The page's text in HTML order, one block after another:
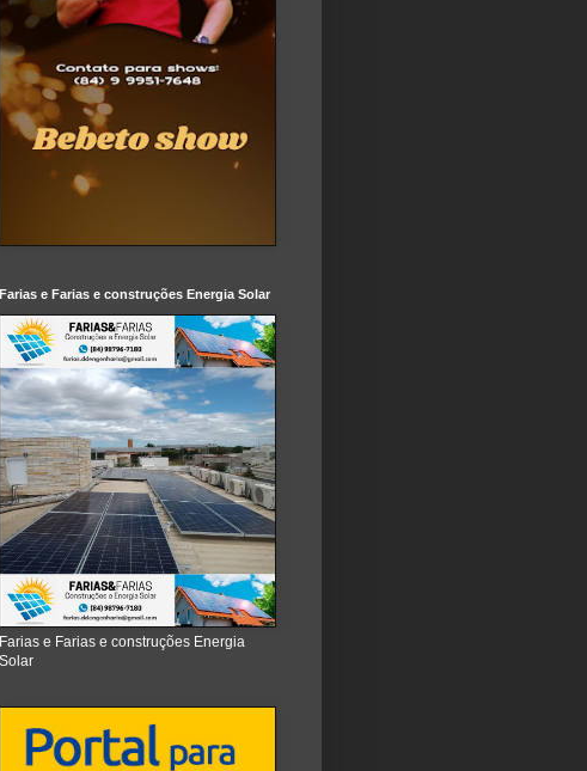
Farias e Farias e construções Energia Solar
Farias e Farias e construções Energia
Solar